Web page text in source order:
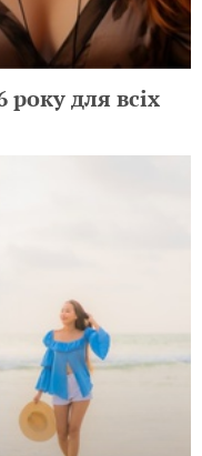
року для всіх